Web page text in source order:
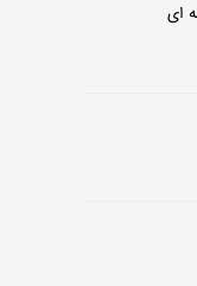
ای